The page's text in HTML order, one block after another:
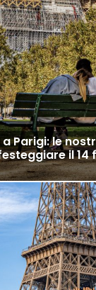
a Parigi: le
il 14